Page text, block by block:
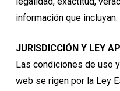
información que incluyan.
JURISDICCIÓN Y LEY
Las condiciones de uso
web se rigen por la Ley